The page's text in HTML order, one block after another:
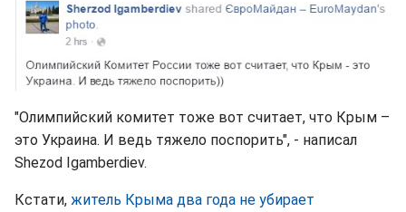
"Олимпийский комитет тоже вот считает, что Крым –
это Украина. И ведь тяжело поспорить", - написал
Shezod Igamberdiev.
Кстати, житель Крыма два года не убирает